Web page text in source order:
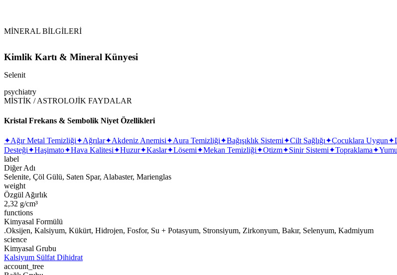
MİNERAL BİLGİLERİ
Kimlik Kartı & Mineral Künyesi
Selenit
psychiatry
MİSTİK / ASTROLOJİK FAYDALAR
Kristal Frekans & Sembolik Niyet Özellikleri
✦Ağır Metal Temizliği✦Ağrılar✦Akdeniz Anemisi✦Aura Temizliği✦Bağışıklık Sistemi✦Cilt Sağlığı✦Çocuklara Uygun✦
Desteği✦Haşimato✦Hava Kalitesi✦Huzur✦Kaslar✦Lösemi✦Mekan Temizliği✦Otizm✦Sinir Sistemi✦Topraklama✦
label
Diğer Adı
Selenite, Çöl Gülü, Saten Spar, Alabaster, Marienglas
weight
Özgül Ağırlık
2,32 g/cm³
functions
Kimyasal Formülü
.Oksijen, Kalsiyum, Kükürt, Hidrojen, Fosfor, Su + Potasyum, Stronsiyum, Zirkonyum, Bakır, Selenyum, Kadmiyum
science
Kimyasal Grubu
Kalsiyum Sülfat Dihidrat
account_tree